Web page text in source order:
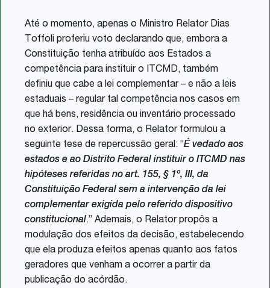
Até o momento, apenas o Ministro Relator Dias
Toffoli proferiu voto declarando que, embora a
Constituição tenha atribuído aos Estados a
competência para instituir o ITCMD, também
definiu que cabe a lei complementar – e não a leis
estaduais – regular tal competência nos casos em
que há bens, residência ou inventário processado
no exterior. Dessa forma, o Relator formulou a
seguinte tese de repercussão geral: “É vedado aos
estados e ao Distrito Federal instituir o ITCMD nas
hipóteses referidas no art. 155, § 1º, III, da
Constituição Federal sem a intervenção da lei
complementar exigida pelo referido dispositivo
constitucional.” Ademais, o Relator propôs a
modulação dos efeitos da decisão, estabelecendo
que ela produza efeitos apenas quanto aos fatos
geradores que venham a ocorrer a partir da
publicação do acórdão.